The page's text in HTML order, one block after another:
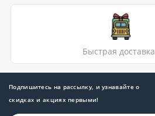
Быстрая доставка
Подпишитесь на рассылку, и узнавайте о
скидках и акциях первыми!